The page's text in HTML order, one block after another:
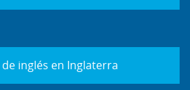
inglés en Inglaterra